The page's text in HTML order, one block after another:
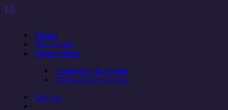
EN
Новое
Инвентарь
Задизайнено
Графический дизайн
Московский зоопарк
Студия